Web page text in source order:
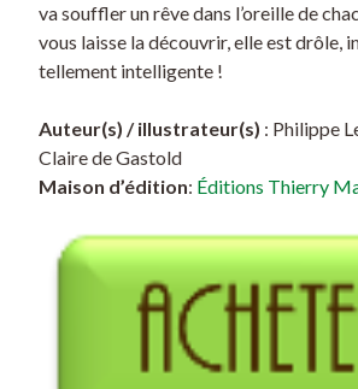
va souffler un rêve dans l’oreille de
vous laisse la découvrir, elle est drôle,
tellement intelligente !
Auteur(s) / illustrateur(s) : Philippe
Claire de Gastold
Maison d’édition: Éditions Thierry